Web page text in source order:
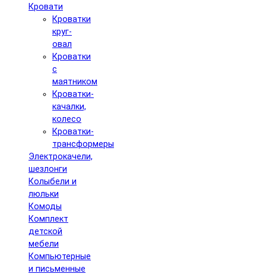
Кровати
Кроватки
круг-
овал
Кроватки
с
маятником
Кроватки-
качалки,
колесо
Кроватки-
трансформеры
Электрокачели,
шезлонги
Колыбели и
люльки
Комоды
Комплект
детской
мебели
Компьютерные
и письменные